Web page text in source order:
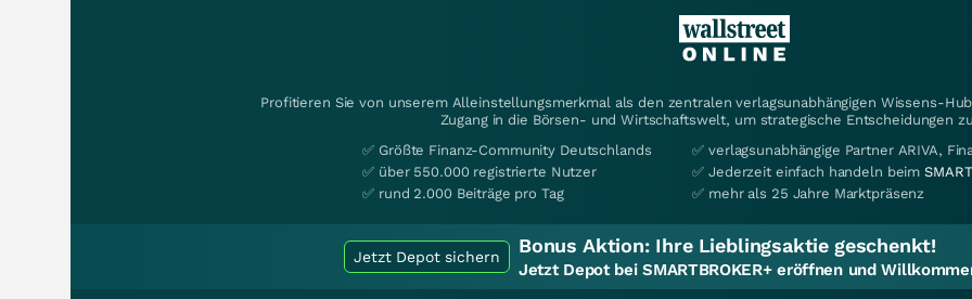
Profitieren Sie von unserem Alleinstellungsmerkmal als den zentralen verlagsunabhängigen Wissens-
Zugang in die Börsen- und Wirtschaftswelt, um strategische Entscheidungen
✅ Größte Finanz-Community Deutschlands
✅ über 550.000 registrierte Nutzer
✅ rund 2.000 Beiträge pro Tag
✅ verlagsunabhängige Partner ARIVA,
✅ Jederzeit einfach handeln beim
✅ mehr als 25 Jahre Marktpräsenz
Jetzt Depot sichern Bonus Aktion: Ihre Lieblingsaktie geschenkt!
Jetzt Depot bei SMARTBROKER+ eröffnen und